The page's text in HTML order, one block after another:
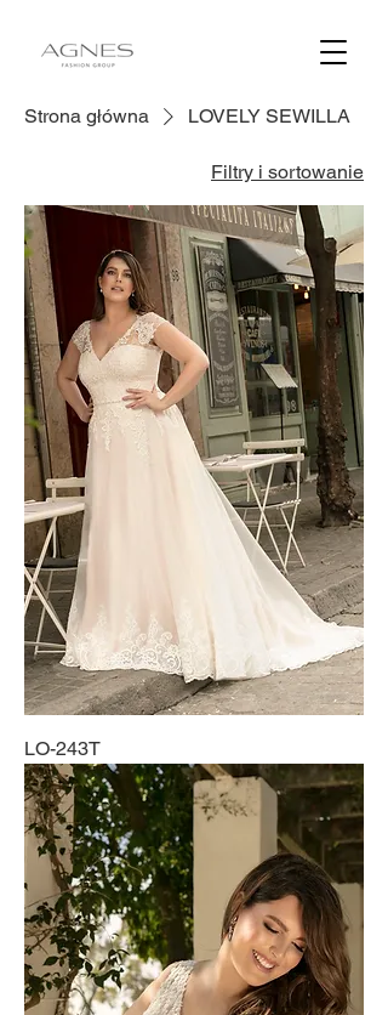
Strona główna LOVELY SEWILLA
Filtry i sortowanie
LO-243T